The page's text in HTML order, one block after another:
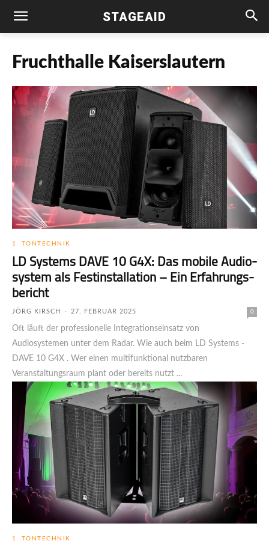
STAGEAID
Fruchthalle Kaiserslautern
1. TONTECHNIK
LD Systems DAVE 10 G4X: Das mobile Audio­
system als Festinstallation – Ein Erfahrungs­
bericht
JÖRG KIRSCH - 27. FEBRUAR 2025 0
Oft läuft der professionelle Integrationseinsatz von
Audiosystemen unter dem Radar. Wie auch beim LD Systems -
DAVE 10 G4X . Wer einen multifunktional nutzbaren
Veranstaltungsraum plant oder bereits nutzt ...
1. TONTECHNIK